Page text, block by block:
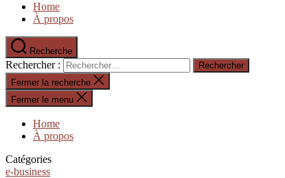
Home
À propos
Recherche
Rechercher :
Fermer la recherche
Fermer le menu
Home
À propos
Catégories
e-business